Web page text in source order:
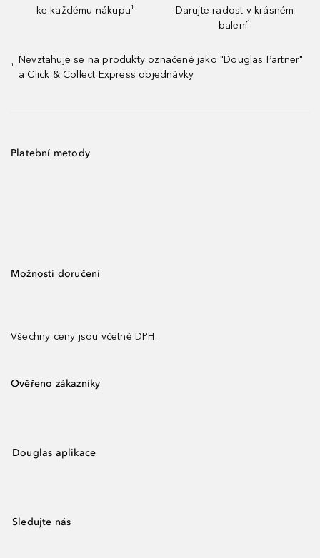
ke každému nákupu¹
Darujte radost v krásném
balení¹
¹
Nevztahuje se na produkty označené jako "Douglas Partner"
a Click & Collect Express objednávky.
Platební metody
Možnosti doručení
Všechny ceny jsou včetně DPH.
Ověřeno zákazníky
Douglas aplikace
Sledujte nás